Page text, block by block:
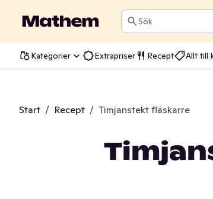
Sök
Kategorier Extrapriser Recept Allt till
Start / Recept / Timjanstekt fläskarre